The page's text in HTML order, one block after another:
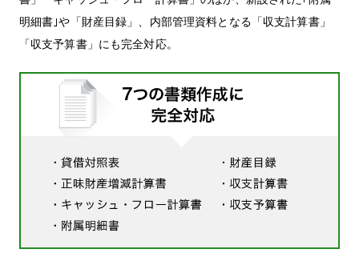
明細書｣や「財産目録」、内部管理資料となる「収支計算書」
「収支予算書」にも完全対応。